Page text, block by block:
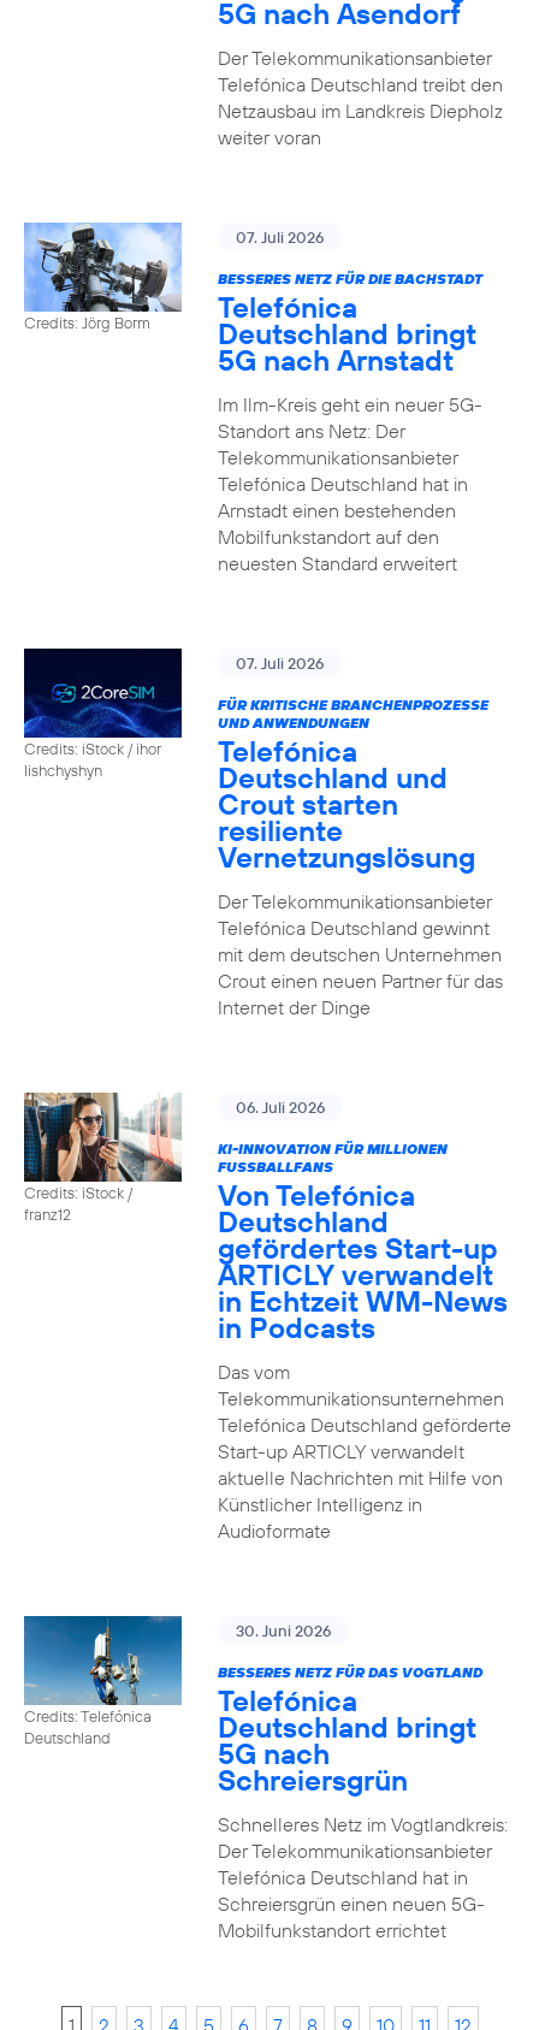
5G nach Asendorf
Der Telekommunikationsanbieter
Telefónica Deutschland treibt den
Netzausbau im Landkreis Diepholz
weiter voran
Credits: Jörg Borm
07. Juli 2026
BESSERES NETZ FÜR DIE BACHSTADT
Telefónica
Deutschland bringt
5G nach Arnstadt
Im Ilm-Kreis geht ein neuer 5G-
Standort ans Netz: Der
Telekommunikationsanbieter
Telefónica Deutschland hat in
Arnstadt einen bestehenden
Mobilfunkstandort auf den
neuesten Standard erweitert
Credits: iStock / ihor
lishchyshyn
07. Juli 2026
FÜR KRITISCHE BRANCHENPROZESSE
UND ANWENDUNGEN
Telefónica
Deutschland und
Crout starten
resiliente
Vernetzungslösung
Der Telekommunikationsanbieter
Telefónica Deutschland gewinnt
mit dem deutschen Unternehmen
Crout einen neuen Partner für das
Internet der Dinge
Credits: iStock /
franz12
06. Juli 2026
KI-INNOVATION FÜR MILLIONEN
FUSSBALLFANS
Von Telefónica
Deutschland
gefördertes Start-up
ARTICLY verwandelt
in Echtzeit WM-News
in Podcasts
Das vom
Telekommunikationsunternehmen
Telefónica Deutschland geförderte
Start-up ARTICLY verwandelt
aktuelle Nachrichten mit Hilfe von
Künstlicher Intelligenz in
Audioformate
Credits: Telefónica
Deutschland
30. Juni 2026
BESSERES NETZ FÜR DAS VOGTLAND
Telefónica
Deutschland bringt
5G nach
Schreiersgrün
Schnelleres Netz im Vogtlandkreis:
Der Telekommunikationsanbieter
Telefónica Deutschland hat in
Schreiersgrün einen neuen 5G-
Mobilfunkstandort errichtet
1 2 3 4 5 6 7 8 9 10 11 12